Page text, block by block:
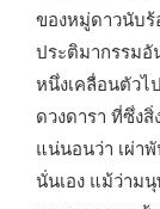
ของหมู่ดาวนับ
ประติมากรรมอั
หนึ่งเคลื่อนตัวไ
ดวงดารา ที่ซึ่ง
แน่นอนว่า เผ่า
นั่นเอง แม้ว่าม